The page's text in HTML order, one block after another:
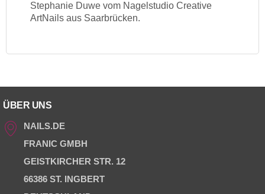
Stephanie Duwe vom Nagelstudio Creative
ArtNails aus Saarbrücken.
ÜBER UNS
NAILS.DE
FRANIC GMBH
GEISTKIRCHER STR. 12
66386 ST. INGBERT